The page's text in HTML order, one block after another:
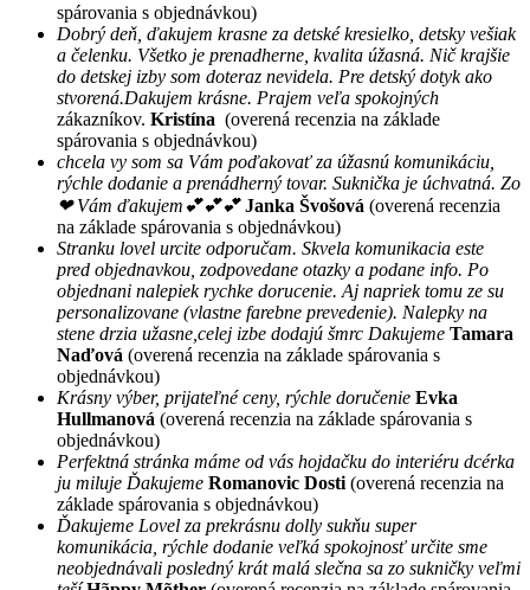
spárovania s objednávkou)
Dobrý deň, ďakujem krasne za detské kresielko, detsky vešiak
a čelenku. Všetko je prenadherne, kvalita úžasná. Nič krajšie
do detskej izby som doteraz nevidela. Pre detský dotyk ako
stvorená.Dakujem krásne. Prajem veľa spokojných
zákazníkov. Kristína (overená recenzia na základe
spárovania s objednávkou)
chcela vy som sa Vám poďakovať za úžasnú komunikáciu,
rýchle dodanie a prenádherný tovar. Suknička je úchvatná. Zo
❤ Vám ďakujem💕💕💕 Janka Švošová (overená recenzia
na základe spárovania s objednávkou)
Stranku lovel urcite odporučam. Skvela komunikacia este
pred objednavkou, zodpovedane otazky a podane info. Po
objednani nalepiek rychke dorucenie. Aj napriek tomu ze su
personalizovane (vlastne farebne prevedenie). Nalepky na
stene drzia užasne,celej izbe dodajú šmrc Dakujeme Tamara
Naďová (overená recenzia na základe spárovania s
objednávkou)
Krásny výber, prijateľné ceny, rýchle doručenie Evka
Hullmanová (overená recenzia na základe spárovania s
objednávkou)
Perfektná stránka máme od vás hojdačku do interiéru dcérka
ju miluje Ďakujeme Romanovic Dosti (overená recenzia na
základe spárovania s objednávkou)
Ďakujeme Lovel za prekrásnu dolly sukňu super
komunikácia, rýchle dodanie veľká spokojnosť určite sme
neobjednávali posledný krát malá slečna sa zo sukničky veľmi